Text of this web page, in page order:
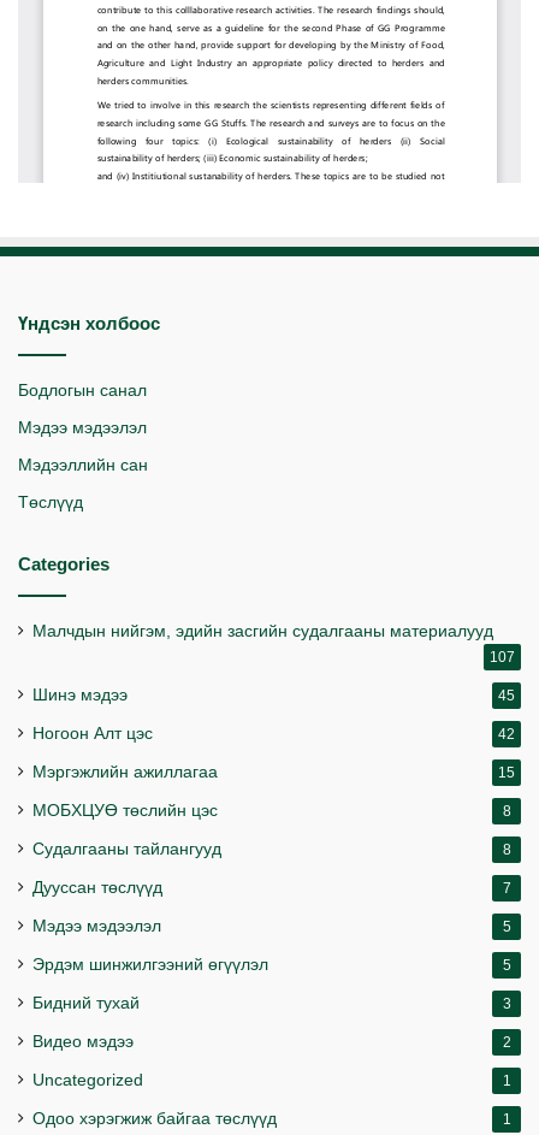
Үндсэн холбоос
Бодлогын санал
Мэдээ мэдээлэл
Мэдээллийн сан
Төслүүд
Categories
Малчдын нийгэм, эдийн засгийн судалгааны материалууд
107
Шинэ мэдээ 45
Ногоон Алт цэс 42
Мэргэжлийн ажиллагаа 15
МОБХЦУӨ төслийн цэс 8
Судалгааны тайлангууд 8
Дууссан төслүүд 7
Мэдээ мэдээлэл 5
Эрдэм шинжилгээний өгүүлэл 5
Бидний тухай 3
Видео мэдээ 2
Uncategorized 1
Одоо хэрэгжиж байгаа төслүүд 1